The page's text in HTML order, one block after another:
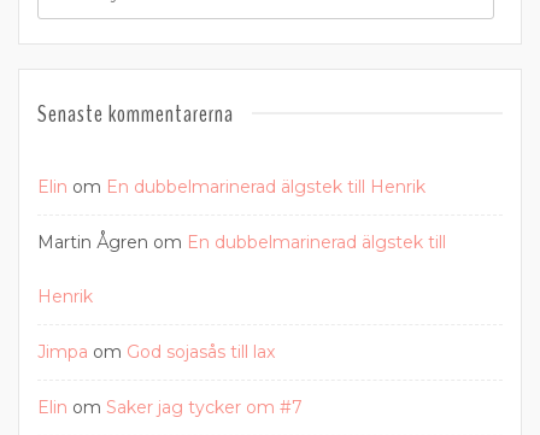
Senaste kommentarerna
Elin om En dubbelmarinerad älgstek till Henrik
Martin Ågren om En dubbelmarinerad älgstek till
Henrik
Jimpa om God sojasås till lax
Elin om Saker jag tycker om #7